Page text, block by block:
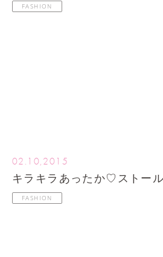
FASHION
02.10,2015
キラキラあったか♡ストー
FASHION